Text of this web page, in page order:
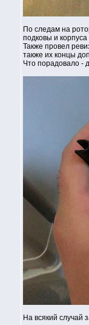
По следам на
подковы и
Также провел
также их концы
Что порадовало -
На всякий случай